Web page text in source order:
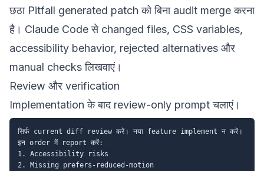
छठा Pitfall generated patch को बिना audit merge करना
है। Claude Code से changed files, CSS variables,
accessibility behavior, rejected alternatives और
manual checks लिखवाएं।
Review और verification
Implementation के बाद review-only prompt चलाएं।
सिर्फ current diff review करें। नया feature implement न करें।
इन order में report करें:
1. Accessibility risks
2. Missing prefers-reduced-motion